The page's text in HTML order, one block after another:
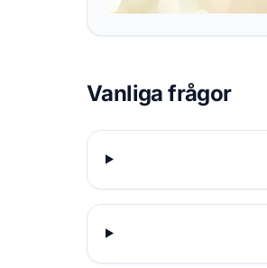
Vanliga frågor